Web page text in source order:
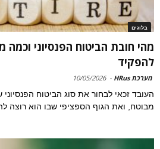
בלוגים
מהי חובת הביטוח הפנסיוני
להפקיד
מערכת HRus -
10/05/2026
העובד זכאי לבחור את סוג הביטוח הפנסיוני
מבוטח, ואת הגוף הספציפי שבו הוא רוצה